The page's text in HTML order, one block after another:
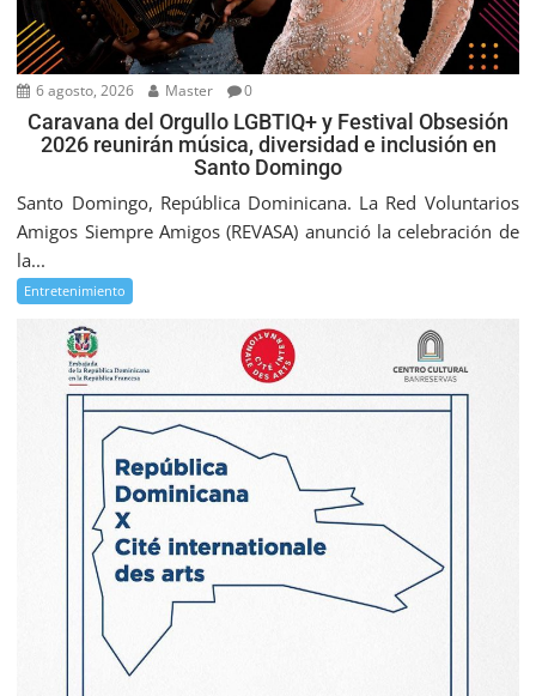
6 agosto, 2026 Master 0
Caravana del Orgullo LGBTIQ+ y Festival Obsesión
2026 reunirán música, diversidad e inclusión en
Santo Domingo
Santo Domingo, República Dominicana. La Red Voluntarios
Amigos Siempre Amigos (REVASA) anunció la celebración de
la...
Entretenimiento